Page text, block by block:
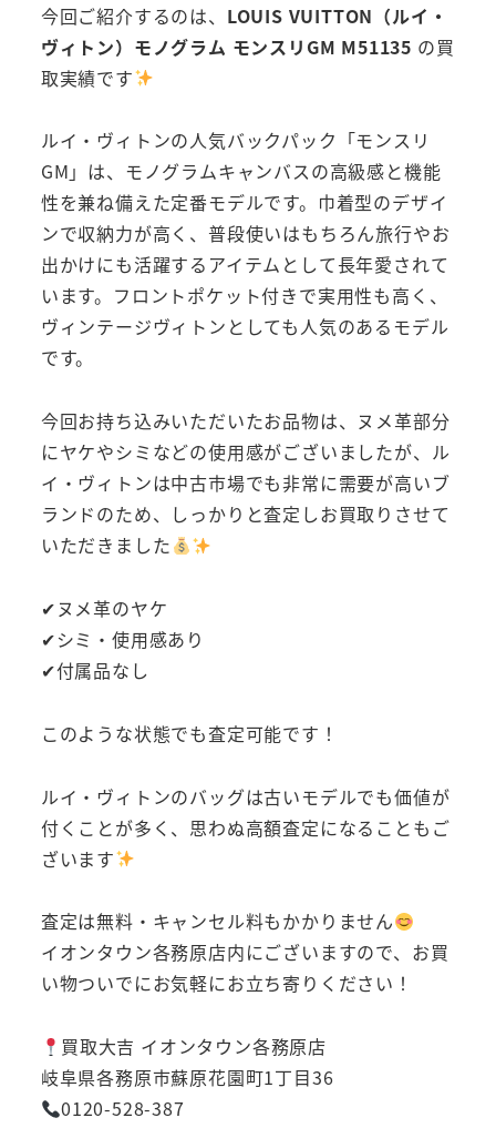
今回ご紹介するのは、 LOUIS VUITTON（ルイ・
ヴィトン）モノグラム モンスリGM M51135 の買
取実績です
ルイ・ヴィトンの人気バックパック「モンスリ
GM」は、モノグラムキャンバスの高級感と機能
性を兼ね備えた定番モデルです。巾着型のデザイ
ンで収納力が高く、普段使いはもちろん旅行やお
出かけにも活躍するアイテムとして長年愛されて
います。フロントポケット付きで実用性も高く、
ヴィンテージヴィトンとしても人気のあるモデル
です。
今回お持ち込みいただいたお品物は、ヌメ革部分
にヤケやシミなどの使用感がございましたが、ル
イ・ヴィトンは中古市場でも非常に需要が高いブ
ランドのため、しっかりと査定しお買取りさせて
いただきました
✔ヌメ革のヤケ
✔シミ・使用感あり
✔付属品なし
このような状態でも査定可能です！
ルイ・ヴィトンのバッグは古いモデルでも価値が
付くことが多く、思わぬ高額査定になることもご
ざいます
査定は無料・キャンセル料もかかりません
イオンタウン各務原店内にございますので、お買
い物ついでにお気軽にお立ち寄りください！
買取大吉 イオンタウン各務原店
岐阜県各務原市蘇原花園町1丁目36
0120-528-387